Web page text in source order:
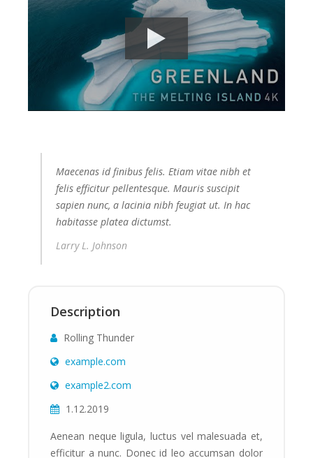
Maecenas id finibus felis. Etiam vitae nibh et
felis efficitur pellentesque. Mauris suscipit
sapien nunc, a lacinia nibh feugiat ut. In hac
habitasse platea dictumst.
Larry L. Johnson
Description
Rolling Thunder
example.com
example2.com
1.12.2019
Aenean neque ligula, luctus vel malesuada et,
efficitur a nunc. Donec id leo accumsan dolor